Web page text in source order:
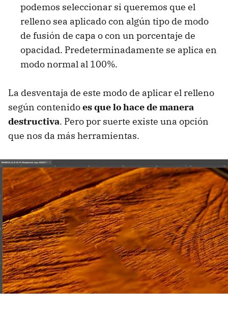
podemos seleccionar si queremos que el
relleno sea aplicado con algún tipo de modo
de fusión de capa o con un porcentaje de
opacidad. Predeterminadamente se aplica en
modo normal al 100%.
La desventaja de este modo de aplicar el relleno
según contenidoes que lo hace de manera
destructiva. Pero por suerte existe una opción
que nos da más herramientas.